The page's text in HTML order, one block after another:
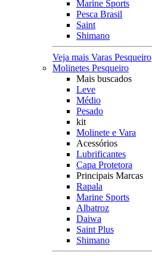
Marine Sports
Pesca Brasil
Saint
Shimano
Veja mais Varas Pesqueiro
Molinetes Pesqueiro
Mais buscados
Leve
Médio
Pesado
kit
Molinete e Vara
Acessórios
Lubrificantes
Capa Protetora
Principais Marcas
Rapala
Marine Sports
Albatroz
Daiwa
Saint Plus
Shimano